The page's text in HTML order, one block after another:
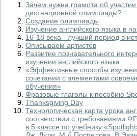
Зачем нужна грамота об
дистанционной олимпиады?
Создание олимпиады
Изучение английского языка в
16-18 века - лучший период в
Описываем артистов
Развитие познавательного
изучении английского языка
«Эффективные способы
сочетании с элементами
обучения»
Фразовые глаголы к пособию
Thanksgiving Day
Технологическая карта урока
соответствии с требованиями
в 5 классе по учебнику